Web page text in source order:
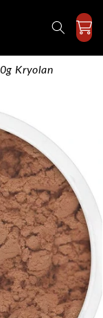
Kryolan